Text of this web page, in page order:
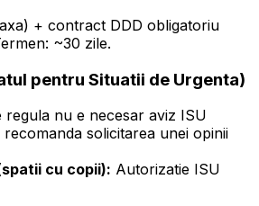
+ contract DDD obligatoriu
~30 zile.
pentru Situatii de Urgenta)
regula nu e necesar aviz ISU
recomanda solicitarea unei opinii
cu copii): Autorizatie ISU